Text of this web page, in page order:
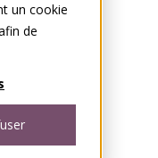
un cookie
de